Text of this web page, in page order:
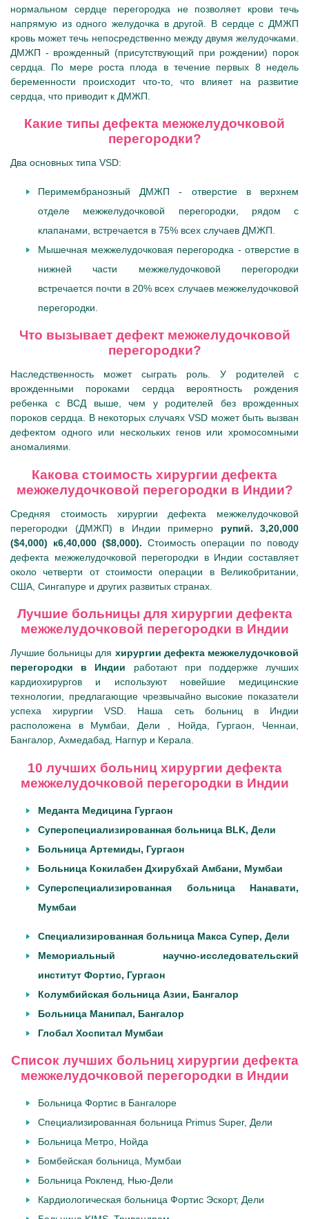
нормальном сердце перегородка не позволяет крови течь
напрямую из одного желудочка в другой. В сердце с ДМЖП
кровь может течь непосредственно между двумя желудочками.
ДМЖП - врожденный (присутствующий при рождении) порок
сердца. По мере роста плода в течение первых 8 недель
беременности происходит что-то, что влияет на развитие
сердца, что приводит к ДМЖП.
Какие типы дефекта межжелудочковой
перегородки?
Два основных типа VSD:
Перимембранозный ДМЖП - отверстие в верхнем
отделе межжелудочковой перегородки, рядом с
клапанами, встречается в 75% всех случаев ДМЖП.
Мышечная межжелудочковая перегородка - отверстие в
нижней части межжелудочковой перегородки
встречается почти в 20% всех случаев межжелудочковой
перегородки.
Что вызывает дефект межжелудочковой
перегородки?
Наследственность может сыграть роль. У родителей с
врожденными пороками сердца вероятность рождения
ребенка с ВСД выше, чем у родителей без врожденных
пороков сердца. В некоторых случаях VSD может быть вызван
дефектом одного или нескольких генов или хромосомными
аномалиями.
Какова стоимость хирургии дефекта
межжелудочковой перегородки в Индии?
Средняя стоимость хирургии дефекта межжелудочковой
перегородки (ДМЖП) в Индии примерно рупий. 3,20,000
($4,000) к6,40,000 ($8,000). Стоимость операции по поводу
дефекта межжелудочковой перегородки в Индии составляет
около четверти от стоимости операции в Великобритании,
США, Сингапуре и других развитых странах.
Лучшие больницы для хирургии дефекта
межжелудочковой перегородки в Индии
Лучшие больницы для хирургии дефекта межжелудочковой
перегородки в Индии работают при поддержке лучших
кардиохирургов и используют новейшие медицинские
технологии, предлагающие чрезвычайно высокие показатели
успеха хирургии VSD. Наша сеть больниц в Индии
расположена в Мумбаи, Дели , Нойда, Гургаон, Ченнаи,
Бангалор, Ахмедабад, Нагпур и Керала.
10 лучших больниц хирургии дефекта
межжелудочковой перегородки в Индии
Меданта Медицина Гургаон
Суперспециализированная больница BLK, Дели
Больница Артемиды, Гургаон
Больница Кокилабен Дхирубхай Амбани, Мумбаи
Суперспециализированная больница Нанавати,
Мумбаи
Специализированная больница Макса Супер, Дели
Мемориальный научно-исследовательский
институт Фортис, Гургаон
Колумбийская больница Азии, Бангалор
Больница Манипал, Бангалор
Глобал Хоспитал Мумбаи
Список лучших больниц хирургии дефекта
межжелудочковой перегородки в Индии
Больница Фортис в Бангалоре
Специализированная больница Primus Super, Дели
Больница Метро, ​​Нойда
Бомбейская больница, Мумбаи
Больница Рокленд, Нью-Дели
Кардиологическая больница Фортис Эскорт, Дели